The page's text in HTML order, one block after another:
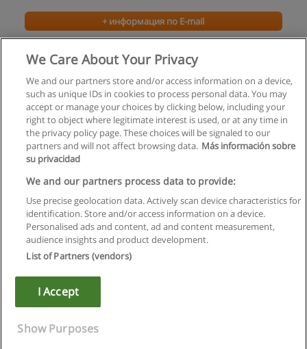
+ информация по E-mail
Эффективные бизнес-коммуникации
+ информация по E-mail
Правила пользования
Конфиденциальность информации
Напишите Educaedu
Copyright © Educaedu Business S.L. - CIF : B-95610580: -
We Care About Your Privacy
We and our partners store and/or access information on a device,
such as unique IDs in cookies to process personal data. You may
accept or manage your choices by clicking below, including your
right to object where legitimate interest is used, or at any time in
the privacy policy page. These choices will be signaled to our
partners and will not affect browsing data. Más información sobre
su privacidad
We and our partners process data to provide:
Use precise geolocation data. Actively scan device characteristics for
identification. Store and/or access information on a device.
Personalised ads and content, ad and content measurement,
audience insights and product development.
List of Partners (vendors)
I Accept
Show Purposes